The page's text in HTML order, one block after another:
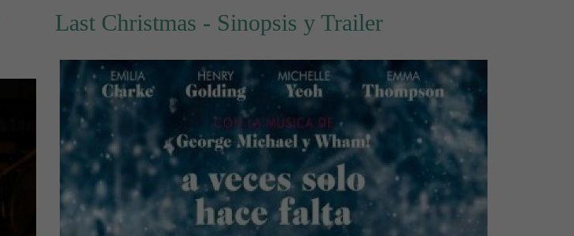
Last Christmas - Sinopsis y Trailer